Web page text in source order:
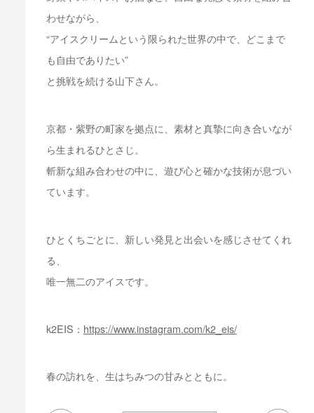
わせながら、
“アイスクリームという限られた世界の中で、どこまで
も自由でありたい”
と挑戦を続ける山下さん。
京都・紫野の町家を拠点に、素材と真摯に向き合いなが
ら生まれるひとさじ。
斬新な組み合わせの中に、遊び心と確かな技術が息づい
ています。
ひとくちごとに、新しい発見と出会いを感じさせてくれ
る、
唯一無二のアイスです。
k2EIS： https://www.instagram.com/k2_eis/
春の訪れを、生はちみつの甘みとともに。